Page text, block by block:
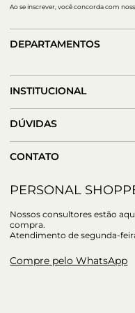
Ao se inscrever, você concorda com
DEPARTAMENTOS
INSTITUCIONAL
DÚVIDAS
CONTATO
PERSONAL
Nossos consultores estão
compra.
Atendimento de segunda-
Compre pelo WhatsApp